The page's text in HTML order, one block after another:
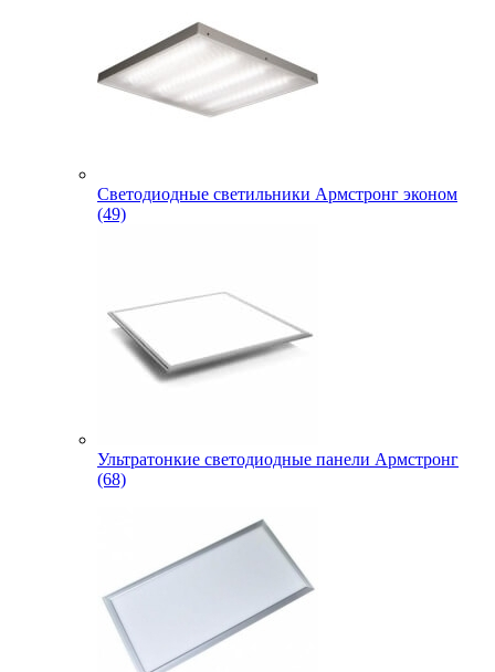
Светодиодные светильники Армстронг эконом
(49)
Ультратонкие светодиодные панели Армстронг
(68)